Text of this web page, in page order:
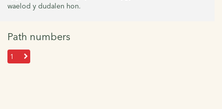
waelod y dudalen hon.
Path numbers
1